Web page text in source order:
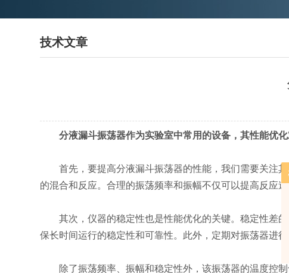
技术文章
分液漏斗振荡器作为实验室中常用的设备，其性能优
首先，要提高分液漏斗振荡器的性能，我们需要关注其
的混合和反应。合理的振荡频率和振幅不仅可以提高反应
其次，仪器的稳定性也是性能优化的关键。稳定性差的
保长时间运行的稳定性和可靠性。此外，定期对振荡器进
除了振荡频率、振幅和稳定性外，该振荡器的温度控制